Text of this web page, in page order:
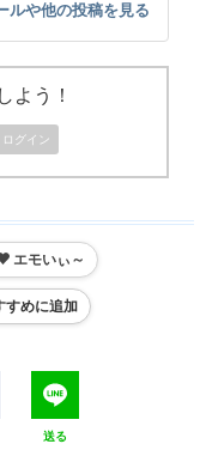
ルや他の投稿を見る
よう！
グイン
エモいぃ～
すめに追加
送る